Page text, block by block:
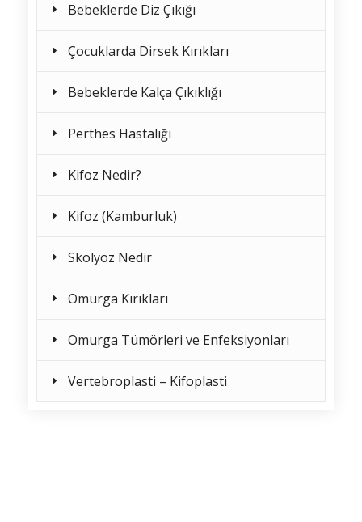
Bebeklerde Diz Çıkığı
Çocuklarda Dirsek Kırıkları
Bebeklerde Kalça Çıkıklığı
Perthes Hastalığı
Kifoz Nedir?
Kifoz (Kamburluk)
Skolyoz Nedir
Omurga Kırıkları
Omurga Tümörleri ve Enfeksiyonları
Vertebroplasti – Kifoplasti